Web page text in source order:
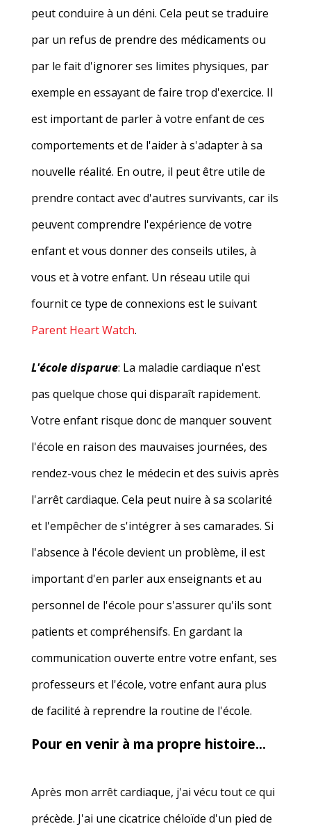
peut conduire à un déni. Cela peut se traduire
par un refus de prendre des médicaments ou
par le fait d'ignorer ses limites physiques, par
exemple en essayant de faire trop d'exercice. Il
est important de parler à votre enfant de ces
comportements et de l'aider à s'adapter à sa
nouvelle réalité. En outre, il peut être utile de
prendre contact avec d'autres survivants, car ils
peuvent comprendre l'expérience de votre
enfant et vous donner des conseils utiles, à
vous et à votre enfant. Un réseau utile qui
fournit ce type de connexions est le suivant
Parent Heart Watch.
L'école disparue: La maladie cardiaque n'est
pas quelque chose qui disparaît rapidement.
Votre enfant risque donc de manquer souvent
l'école en raison des mauvaises journées, des
rendez-vous chez le médecin et des suivis après
l'arrêt cardiaque. Cela peut nuire à sa scolarité
et l'empêcher de s'intégrer à ses camarades. Si
l'absence à l'école devient un problème, il est
important d'en parler aux enseignants et au
personnel de l'école pour s'assurer qu'ils sont
patients et compréhensifs. En gardant la
communication ouverte entre votre enfant, ses
professeurs et l'école, votre enfant aura plus
de facilité à reprendre la routine de l'école.
Pour en venir à ma propre histoire...
Après mon arrêt cardiaque, j'ai vécu tout ce qui
précède. J'ai une cicatrice chéloïde d'un pied de